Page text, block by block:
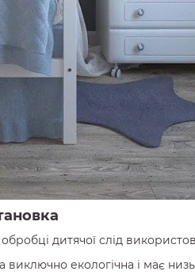
дитячої слід
екологічна і має